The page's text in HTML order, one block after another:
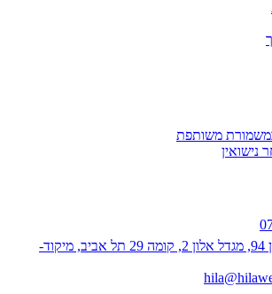
משותפת
נישואין
רח' יגאל אלון 94, מגדל אלון 2, קומה 29 תל אביב, מיקוד-